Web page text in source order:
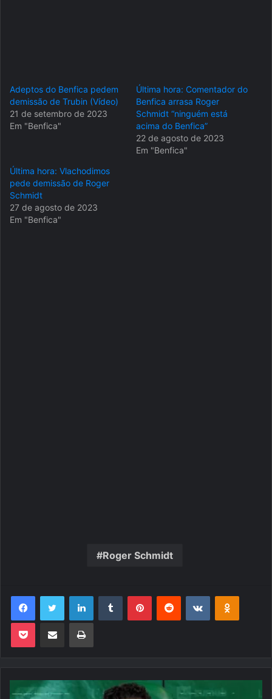
Adeptos do Benfica pedem
demissão de Trubin (Vídeo)
21 de setembro de 2023
Em "Benfica"
Última hora: Comentador do
Benfica arrasa Roger
Schmidt “ninguém está
acima do Benfica”
22 de agosto de 2023
Em "Benfica"
Última hora: Vlachodimos
pede demissão de Roger
Schmidt
27 de agosto de 2023
Em "Benfica"
Roger Schmidt
FacebookTwitter LinkedinTumblr PinterestReddit VK OK
Pocket Compartilhar via e-mail Imprimir